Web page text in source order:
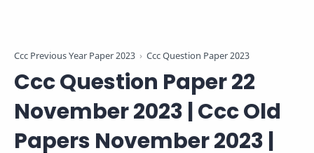
Ccc Previous Year Paper 2023 Ccc Question Paper 2023
Ccc Question Paper 22
November 2023 | Ccc Old
Papers November 2023 |